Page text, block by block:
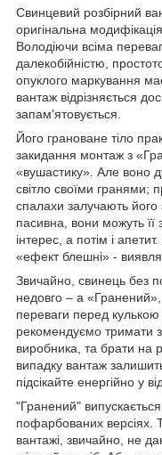
Свинцевий розбірний
оригінальна
Володіючи всіма
далекобійністю,
опуклого маркування
вантаж відрізняється
запам'ятовується.
Його грановане тіло
закидання монтаж з
«вушастику». Але воно
світло своїми гранями;
спалахи залучають його
пасивна, вони можуть її
інтерес, а потім і
«ефект блешні» -
Звичайно, свинець без
недовго – а
переваги перед
рекомендуємо тримати
виробника, та брати на
випадку вантаж
підсікайте енергійно у
"Гранений"
пофарбованих версіях.
вантажі, звичайно, не